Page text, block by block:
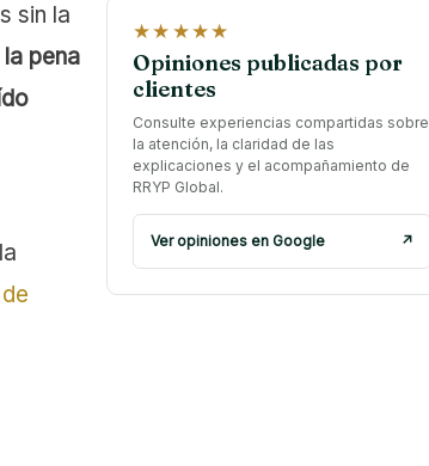
sin la
pena
★★★★★
Opiniones publicadas por
clientes
Consulte experiencias compartidas sobre
la atención, la claridad de las
explicaciones y el acompañamiento de
RRYP Global.
Ver opiniones en Google ↗